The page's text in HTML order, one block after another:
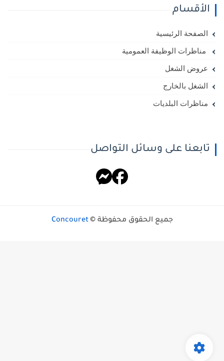
الأقسام
الصفحة الرئيسية
مناظرات الوظيفة العمومية
عروض الشغل
الشغل بالخارج
مناظرات البلديات
تابعنا على وسائل التواصل
جميع الحقوق محفوظة © Concouret